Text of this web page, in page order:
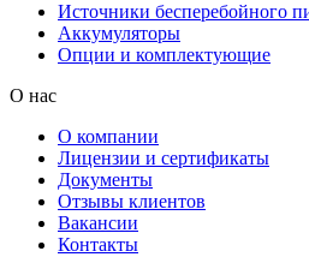
Источники бесперебойного
Аккумуляторы
Опции и комплектующие
О нас
О компании
Лицензии и сертификаты
Документы
Отзывы клиентов
Вакансии
Контакты